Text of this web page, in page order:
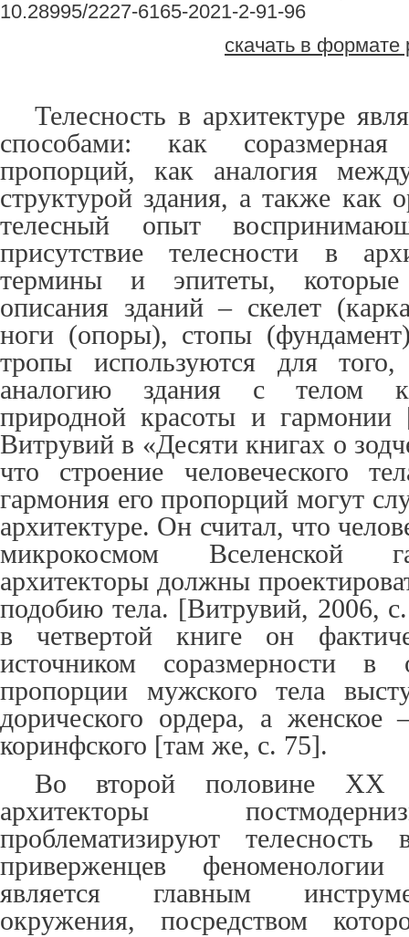
10.28995/2227-6165-2021-2-91-96
скачать в формате
Телесность в архитектуре
способами: как
пропорций, как аналогия
структурой здания, а также как
телесный опыт
присутствие телесности в
термины и эпитеты, которые
описания зданий – скелет
ноги (опоры), стопы
тропы используются для
аналогию здания с телом
природной красоты и гармонии
Витрувий в «Десяти книгах о
что строение человеческого
гармония его пропорций могут
архитектуре. Он считал, что
микрокосмом Вселенской
архитекторы должны
подобию тела. [Витрувий, 2006,
в четвертой книге он
источником соразмерности в
пропорции мужского тела
дорического ордера, а женское
коринфского [там же, c. 75].
Во второй половине XX
архитекторы
проблематизируют
приверженцев
является главным
окружения, посредством